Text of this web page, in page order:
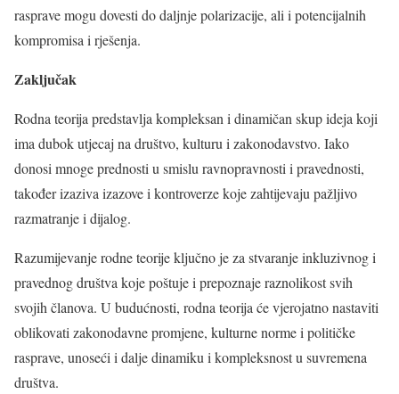
rasprave mogu dovesti do daljnje polarizacije, ali i potencijalnih
kompromisa i rješenja.
Zaključak
Rodna teorija predstavlja kompleksan i dinamičan skup ideja koji
ima dubok utjecaj na društvo, kulturu i zakonodavstvo. Iako
donosi mnoge prednosti u smislu ravnopravnosti i pravednosti,
također izaziva izazove i kontroverze koje zahtijevaju pažljivo
razmatranje i dijalog.
Razumijevanje rodne teorije ključno je za stvaranje inkluzivnog i
pravednog društva koje poštuje i prepoznaje raznolikost svih
svojih članova. U budućnosti, rodna teorija će vjerojatno nastaviti
oblikovati zakonodavne promjene, kulturne norme i političke
rasprave, unoseći i dalje dinamiku i kompleksnost u suvremena
društva.